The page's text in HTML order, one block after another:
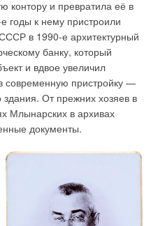
контору и превратила её в
годы к нему пристроили
в 1990-е архитектурный
банку, который
и вдвое увеличил
современную пристройку —
здания. От прежних хозяев в
Млынарских в архивах
документы.